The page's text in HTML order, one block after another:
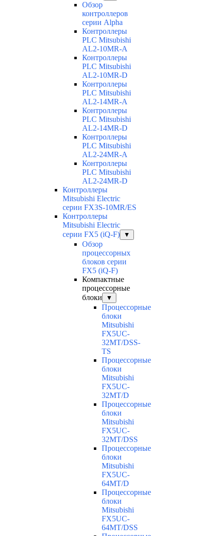
Обзор
контроллеров
серии Alpha
Контроллеры
PLC Mitsubishi
AL2-10MR-A
Контроллеры
PLC Mitsubishi
AL2-10MR-D
Контроллеры
PLC Mitsubishi
AL2-14MR-A
Контроллеры
PLC Mitsubishi
AL2-14MR-D
Контроллеры
PLC Mitsubishi
AL2-24MR-A
Контроллеры
PLC Mitsubishi
AL2-24MR-D
Контроллеры
Mitsubishi Electric
серии FX3S-10MR/ES
Контроллеры
Mitsubishi Electric
серии FX5 (iQ-F)
▼
Обзор
процессорных
блоков серии
FX5 (iQ-F)
Компактные
процессорные
блоки
▼
Процессорные
блоки
Mitsubishi
FX5UC-
32MT/DSS-
TS
Процессорные
блоки
Mitsubishi
FX5UC-
32MT/D
Процессорные
блоки
Mitsubishi
FX5UC-
32MT/DSS
Процессорные
блоки
Mitsubishi
FX5UC-
64MT/D
Процессорные
блоки
Mitsubishi
FX5UC-
64MT/DSS